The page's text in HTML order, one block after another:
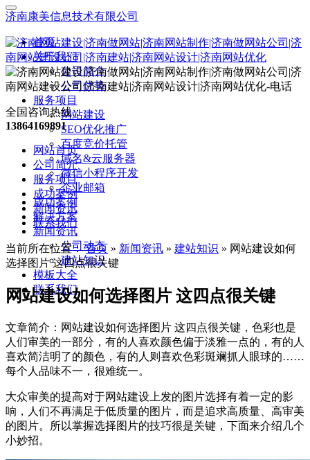
济南康美信息技术有限公司
首页
关于我们
公司简介
公司优势
服务项目
网站建设
SEO优化推广
百度竞价托管
域名&云服务器
微信小程序开发
企业邮箱
成功案例
解决方案
新闻资讯
公司动态
建站知识
模板大全
联系我们
全国咨询热线：
13864169891
网站首页
公司简介
服务项目
成功案例
新闻资讯
联系我们
当前所在位置：首页 » 新闻资讯 » 建站知识 » 网站建设如何
选择图片 这四点很关键
网站建设如何选择图片 这四点很关键
文章简介： 网站建设如何选择图片 这四点很关键，色彩也是
人们审美的一部分，有的人喜欢颜色偏于淡雅一点的，有的人
喜欢简洁明了的颜色，有的人则喜欢色彩斑斓抓人眼球的……
每个人品味不一，很难统一。
大众审美的提高对于网站建设上发的图片选择有着一定的影
响，人们不再满足于低质量的图片，而是追求高质量、高审美
的图片。所以掌握选择图片的技巧很是关键，下面来介绍几个
小妙招。